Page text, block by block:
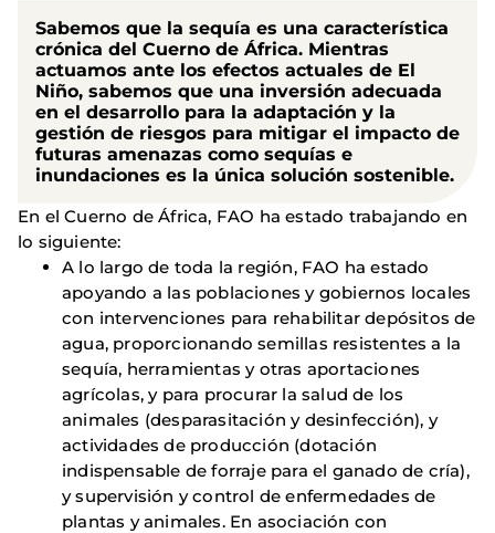
Sabemos que la sequía es una característica
crónica del Cuerno de África. Mientras
actuamos ante los efectos actuales de El
Niño, sabemos que una inversión adecuada
en el desarrollo para la adaptación y la
gestión de riesgos para mitigar el impacto de
futuras amenazas como sequías e
inundaciones es la única solución sostenible.
En el Cuerno de África, FAO ha estado trabajando en
lo siguiente:
A lo largo de toda la región, FAO ha estado
apoyando a las poblaciones y gobiernos locales
con intervenciones para rehabilitar depósitos de
agua, proporcionando semillas resistentes a la
sequía, herramientas y otras aportaciones
agrícolas, y para procurar la salud de los
animales (desparasitación y desinfección), y
actividades de producción (dotación
indispensable de forraje para el ganado de cría),
y supervisión y control de enfermedades de
plantas y animales. En asociación con